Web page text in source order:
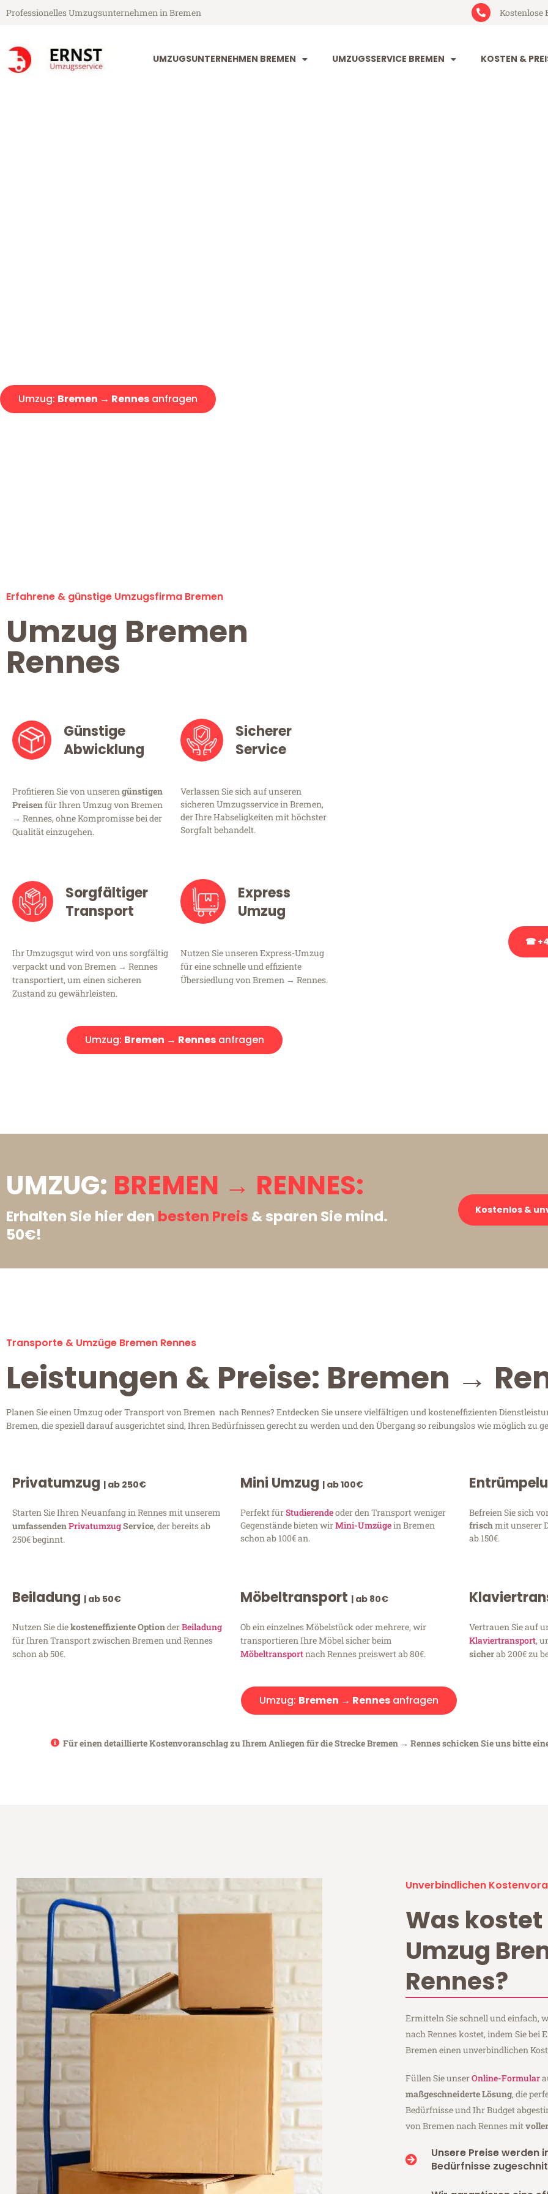
Professionelles Umzugsunternehmen in Bremen Kostenlose
UMZUGSUNTERNEHMEN BREMEN UMZUGSSERVICE BREMEN KOSTEN &
Umzug: Bremen → Rennes anfragen
Erfahrene & günstige Umzugsfirma Bremen
Umzug Bremen
Rennes
Günstige
Abwicklung
Profitieren Sie von unserengünstigen
Preisenfür Ihren Umzug von Bremen
→ Rennes, ohne Kompromisse bei der
Qualität einzugehen.
Sicherer
Service
Verlassen Sie sich auf unseren
sicheren Umzugsservice in Bremen,
der Ihre Habseligkeiten mit höchster
Sorgfalt behandelt.
Sorgfältiger
Transport
Ihr Umzugsgut wird von uns sorgfältig
verpackt und von Bremen → Rennes
transportiert, um einen sicheren
Zustand zu gewährleisten.
Express
Umzug
Nutzen Sie unseren Express-Umzug
für eine schnelle und effiziente
Übersiedlung von Bremen → Rennes.
Umzug: Bremen → Rennesanfragen
☎
UMZUG: BREMEN → RENNES:
Erhalten Sie hier den besten Preis & sparen Sie mind.
50€!
Kostenlos &
Transporte & Umzüge Bremen Rennes
Leistungen & Preise: Bremen →
Planen Sie einen Umzug oder Transport von Bremen nach Rennes? Entdecken Sie unsere vielfältigen und kosteneffizienten
Bremen, die speziell darauf ausgerichtet sind, Ihren Bedürfnissen gerecht zu werden und den Übergang so reibungslos wie möglich zu
Privatumzug | ab 250€
Starten Sie Ihren Neuanfang in Rennes mit unserem
umfassendenPrivatumzugService, der bereits ab
250€ beginnt.
Mini Umzug | ab 100€
Perfekt fürStudierendeoder den Transport weniger
Gegenstände bieten wirMini-Umzügein Bremen
schon ab 100€ an.
Befreien Sie sich
frischmit unserer
ab 150€.
Beiladung | ab 50€
Nutzen Sie diekosteneffiziente OptionderBeiladung
für Ihren Transport zwischen Bremen und Rennes
schon ab 50€.
Möbeltransport | ab 80€
Ob ein einzelnes Möbelstück oder mehrere, wir
transportieren Ihre Möbel sicher beim
Möbeltransportnach Rennes preiswert ab 80€.
Vertrauen Sie auf
Klaviertransport,
sicherab 200€ zu
Umzug: Bremen → Rennesanfragen
Für einen detaillierte Kostenvoranschlag zu Ihrem Anliegen für die Strecke Bremen → Rennes schicken Sie uns bitte
Unverbindlichen
Was kostet
Umzug
Rennes?
Ermitteln Sie schnell und einfach,
nach Rennes kostet, indem Sie bei
Bremen einen unverbindlichen
Füllen Sie unserOnline-Formular
maßgeschneiderte Lösung, die
Bedürfnisse und Ihr Budget
von Bremen nach Rennes mit
Unsere Preise werden
Bedürfnisse